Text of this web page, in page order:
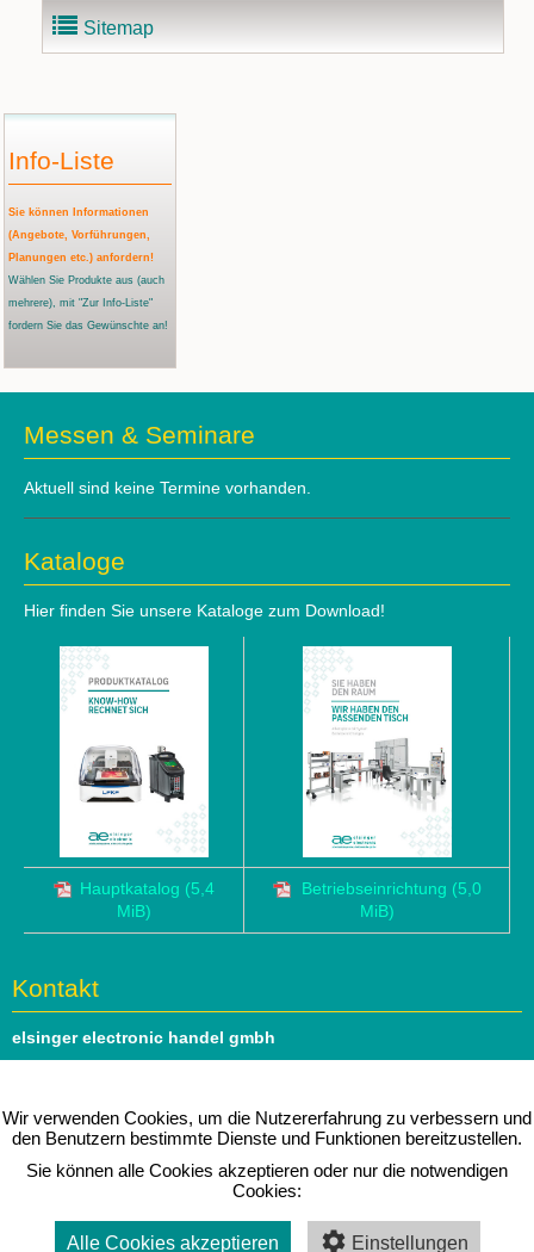
Wir verwenden Cookies, um die Nutzererfahrung zu verbessern und
den Benutzern bestimmte Dienste und Funktionen bereitzustellen.
Sie können alle Cookies akzeptieren oder nur die notwendigen
Cookies:
Alle Cookies akzeptieren Einstellungen
Sitemap
Info-Liste
Sie können Informationen
(Angebote, Vorführungen,
Planungen etc.) anfordern!
Wählen Sie Produkte aus (auch
mehrere), mit "Zur Info-Liste"
fordern Sie das Gewünschte an!
Messen & Seminare
Aktuell sind keine Termine vorhanden.
Kataloge
Hier finden Sie unsere Kataloge zum Download!
Hauptkatalog (5,4
MiB)
Betriebseinrichtung (5,0
MiB)
Kontakt
elsinger electronic handel gmbh
1140 Wien
Tel: 01 979 46 51
⇒ Folgen Sie uns auflinkedIn